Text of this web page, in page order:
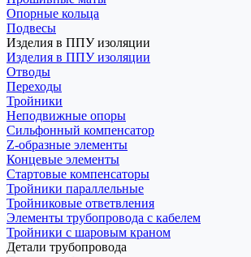
Опорные кольца
Подвесы
Изделия в ППУ изоляции
Изделия в ППУ изоляции
Отводы
Переходы
Тройники
Неподвижные опоры
Cильфонный компенсатор
Z-образные элементы
Концевые элементы
Стартовые компенсаторы
Тройники параллельные
Тройниковые ответвления
Элементы трубопровода с кабелем
Тройники с шаровым краном
Детали трубопровода